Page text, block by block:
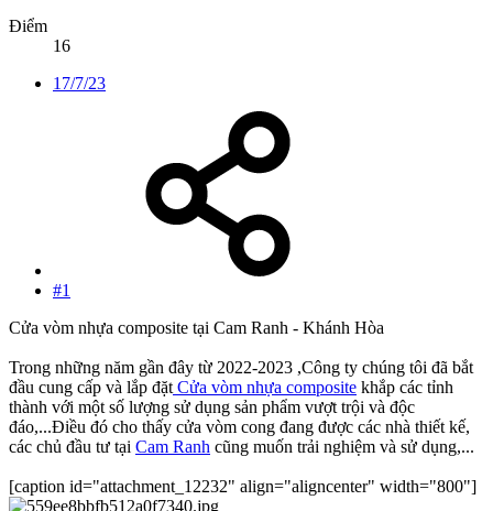
Điểm
16
17/7/23
#1
Cửa vòm nhựa composite tại Cam Ranh - Khánh Hòa
Trong những năm gần đây từ 2022-2023 ,Công ty chúng tôi đã bắt
đầu cung cấp và lắp đặt Cửa vòm nhựa composite khắp các tỉnh
thành với một số lượng sử dụng sản phẩm vượt trội và độc
đáo,...Điều đó cho thấy cửa vòm cong đang được các nhà thiết kế,
các chủ đầu tư tại Cam Ranh cũng muốn trải nghiệm và sử dụng,...
[caption id="attachment_12232" align="aligncenter" width="800"]